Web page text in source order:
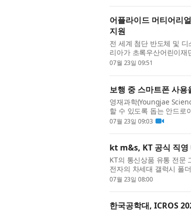
어플라이드 머티어리
지원
전 세계 첨단 반도체 및
리아가 초록우산어린이재
결했다. 어플라이드는 미
07월 23일 09:51
보행 중 스마트폰 사용
영재과학(Youngjae
할 수 있도록 돕는 안드로
폰을 보며 이동하는 이른바
07월 23일 09:03
kt m&s, KT 공식 직영
KT의 통신상품 유통 전문
전자의 차세대 갤럭시 폴
다. 삼성전자는 영국 런던
07월 23일 08:00
한국공학대, ICROS